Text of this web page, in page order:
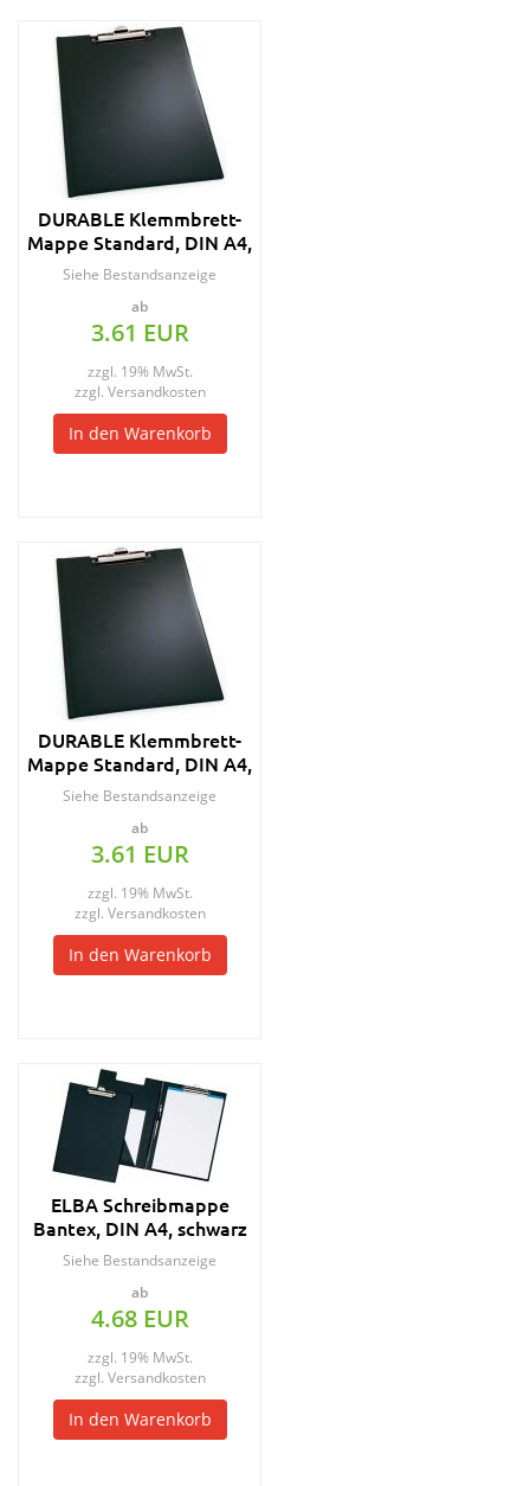
DURABLE Klemmbrett-
Mappe Standard, DIN A4,
schwarz
Siehe Bestandsanzeige
ab
3.61 EUR
zzgl. 19% MwSt.
zzgl. Versandkosten
In den Warenkorb
DURABLE Klemmbrett-
Mappe Standard, DIN A4,
dunkelblau
Siehe Bestandsanzeige
ab
3.61 EUR
zzgl. 19% MwSt.
zzgl. Versandkosten
In den Warenkorb
ELBA Schreibmappe
Bantex, DIN A4, schwarz
Siehe Bestandsanzeige
ab
4.68 EUR
zzgl. 19% MwSt.
zzgl. Versandkosten
In den Warenkorb